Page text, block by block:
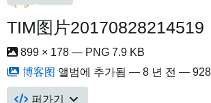
TIM图片20170828214519
899 × 178 — PNG 7.9 KB
博客图 앨범에 추가됨 — 8 년 전 —
퍼가기